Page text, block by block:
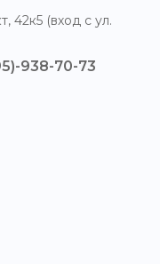
42к5 (вход с ул.
938-70-73